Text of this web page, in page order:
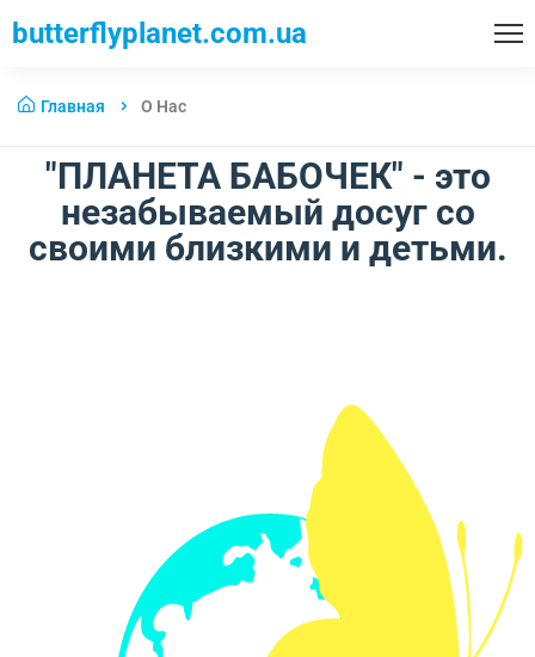
butterflyplanet.com.ua
Главная О Нас
"ПЛАНЕТА БАБОЧЕК" - это
незабываемый досуг со
своими близкими и детьми.